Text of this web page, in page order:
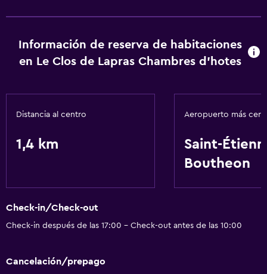
Información de reserva de habitaciones
en Le Clos de Lapras Chambres d'hotes
Distancia al centro
1,4 km
Aeropuerto más
Saint-
Boutheon
Check-in/Check-out
Check-in después de las 17:00 - Check-out antes de las 10:00
Cancelación/prepago